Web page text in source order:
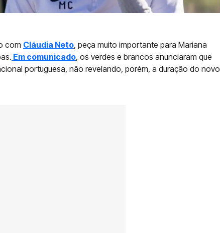
com Cláudia Neto , peça muito importante para Mariana
Em comunicado , os verdes e brancos anunciaram que
portuguesa, não revelando, porém, a duração do novo